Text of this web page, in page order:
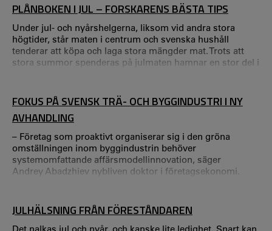
produkter och processer.
PLÅNBOKEN I JUL – FORSKARENS BÄSTA TIPS
Under jul- och nyårshelgerna, liksom vid andra stora
högtider, står maten i centrum och svenska hushåll
tenderar att köpa och laga stora mängder mat. Trots att
stora summor spenderas på julmaten hamnar en stor del i
FOKUS PÅ SVENSK TRÄ- OCH BYGGINDUSTRI I NY
AVHANDLING
– Företag som proaktivt organiserar sig i den gröna
omställningen inom byggindustrin behöver
systemomfattande affärsmodellinnovation, säger
Andrey Abadzhiev nybliven doktor i företagsekonomi.
model innovation for sustainability transitions: Towards a
theory-based typology – berätta om att leda
affärsmodellsinnovation i omställningen till mer hållbara
JULHÄLSNING FRÅN FÖRESTÅNDAREN
Det nalkas jul och nyår, och kanske lite ledighet. Snart kan